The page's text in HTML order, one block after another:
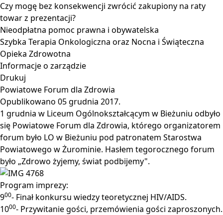
Czy mogę bez konsekwencji zwrócić zakupiony na raty
towar z prezentacji?
Nieodpłatna pomoc prawna i obywatelska
Szybka Terapia Onkologiczna oraz Nocna i Świąteczna
Opieka Zdrowotna
Informacje o zarządzie
Drukuj
Powiatowe Forum dla Zdrowia
Opublikowano 05 grudnia 2017.
1 grudnia w Liceum Ogólnokształcącym w Bieżuniu odbyło
się Powiatowe Forum dla Zdrowia, którego organizatorem
forum było LO w Bieżuniu pod patronatem Starostwa
Powiatowego w Żurominie. Hasłem tegorocznego forum
było „Zdrowo żyjemy, świat podbijemy".
Program imprezy:
900- Finał konkursu wiedzy teoretycznej HIV/AIDS.
1000- Przywitanie gości, przemówienia gości zaproszonych.